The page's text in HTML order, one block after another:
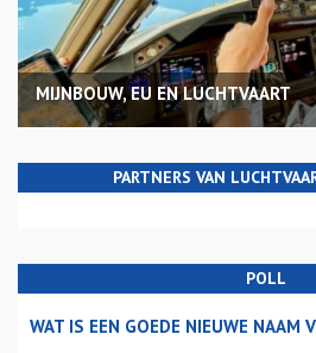
MIJNBOUW, EU EN LUCHTVAART
PARTNERS VAN
POLL
WAT IS EEN GOEDE NIEUWE NAAM